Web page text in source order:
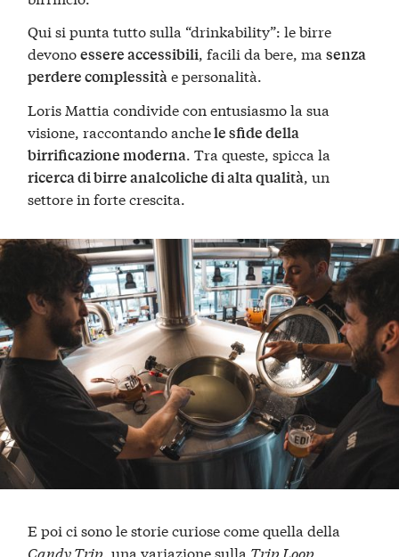
Qui si punta tutto sulla “drinkability”: le birre
devonoessere accessibili, facili da bere, masenza
perdere complessitàe personalità.
Loris Mattia condivide con entusiasmo la sua
visione, raccontando anchele sfide della
birrificazione moderna. Tra queste, spicca la
ricerca di birre analcoliche di alta qualità, un
settore in forte crescita.
E poi ci sono le storie curiose come quella della
Candy Trip, una variazione sulla Trip Loop